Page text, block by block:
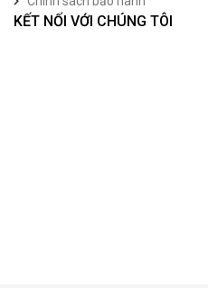
KẾT NỐI VỚI CHÚNG TÔI